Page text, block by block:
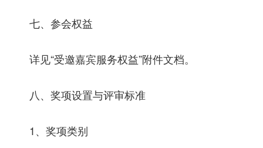
七、参会权益
详见“受邀嘉宾服务权益”附件文档。
八、奖项设置与评审标准
1、奖项类别